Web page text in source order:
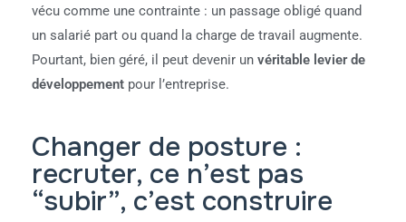
vécu comme une contrainte : un passage obligé quand
un salarié part ou quand la charge de travail augmente.
Pourtant, bien géré, il peut devenir un véritable levier de
développement pour l’entreprise.
Changer de posture :
recruter, ce n’est pas
“subir”, c’est construire